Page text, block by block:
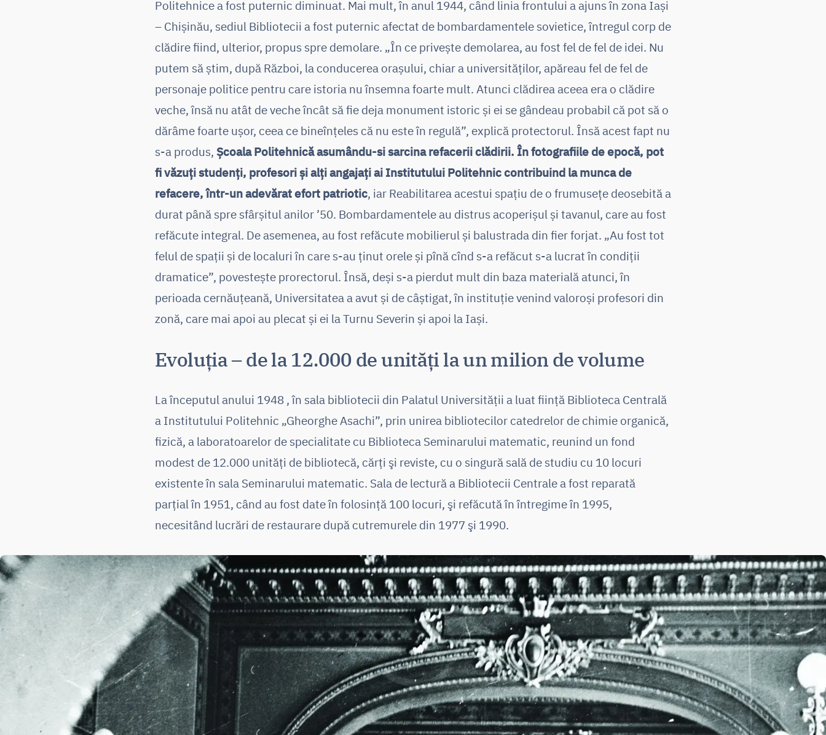
Politehnice a fost puternic diminuat. Mai mult, în anul 1944, când linia frontului a ajuns în zona Iași
– Chișinău, sediul Bibliotecii a fost puternic afectat de bombardamentele sovietice, întregul corp de
clădire fiind, ulterior, propus spre demolare. „În ce privește demolarea, au fost fel de fel de idei. Nu
putem să știm, după Război, la conducerea orașului, chiar a universităților, apăreau fel de fel de
personaje politice pentru care istoria nu însemna foarte mult. Atunci clădirea aceea era o clădire
veche, însă nu atât de veche încât să fie deja monument istoric și ei se gândeau probabil că pot să o
dărâme foarte ușor, ceea ce bineînțeles că nu este în regulă”, explică protectorul. Însă acest fapt nu
s-a produs, Școala Politehnică asumându-si sarcina refacerii clădirii. În fotografiile de epocă, pot
fi văzuți studenți, profesori și alți angajați ai Institutului Politehnic contribuind la munca de
refacere, într-un adevărat efort patriotic, iar Reabilitarea acestui spațiu de o frumusețe deosebită a
durat până spre sfârșitul anilor ’50. Bombardamentele au distrus acoperișul și tavanul, care au fost
refăcute integral. De asemenea, au fost refăcute mobilierul și balustrada din fier forjat. „Au fost tot
felul de spații și de localuri în care s-au ținut orele și pînă cînd s-a refăcut s-a lucrat în condiții
dramatice”, povestește prorectorul. Însă, deși s-a pierdut mult din baza materială atunci, în
perioada cernăuțeană, Universitatea a avut și de câștigat, în instituție venind valoroși profesori din
zonă, care mai apoi au plecat și ei la Turnu Severin și apoi la Iași.
Evoluția – de la 12.000 de unități la un milion de volume
La începutul anului 1948 , în sala bibliotecii din Palatul Universităţii a luat fiinţă Biblioteca Centrală
a Institutului Politehnic „Gheorghe Asachi”, prin unirea bibliotecilor catedrelor de chimie organică,
fizică, a laboratoarelor de specialitate cu Biblioteca Seminarului matematic, reunind un fond
modest de 12.000 unităţi de bibliotecă, cărţi şi reviste, cu o singură sală de studiu cu 10 locuri
existente în sala Seminarului matematic. Sala de lectură a Bibliotecii Centrale a fost reparată
parţial în 1951, când au fost date în folosinţă 100 locuri, şi refăcută în întregime în 1995,
necesitând lucrări de restaurare după cutremurele din 1977 şi 1990.